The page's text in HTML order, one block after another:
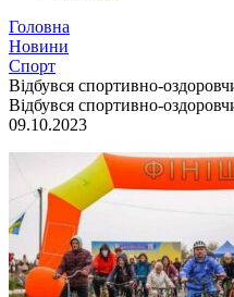
Головна
Новини
Спорт
Відбувся спортивно-
Відбувся спортивно-
09.10.2023